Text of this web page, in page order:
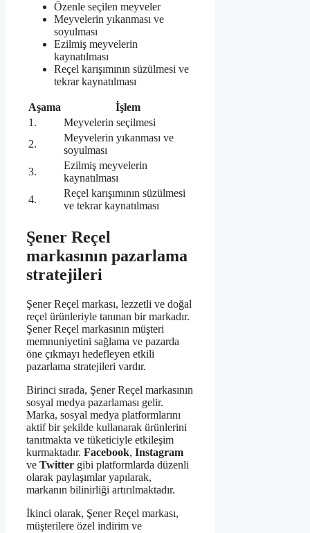
Özenle seçilen meyveler
Meyvelerin yıkanması ve
soyulması
Ezilmiş meyvelerin
kaynatılması
Reçel karışımının süzülmesi ve
tekrar kaynatılması
Aşama
İşlem
1.
Meyvelerin seçilmesi
2.
Meyvelerin yıkanması ve
soyulması
3.
Ezilmiş meyvelerin
kaynatılması
4.
Reçel karışımının süzülmesi
ve tekrar kaynatılması
Şener Reçel
markasının pazarlama
stratejileri
Şener Reçel markası, lezzetli ve doğal
reçel ürünleriyle tanınan bir markadır.
Şener Reçel markasının müşteri
memnuniyetini sağlama ve pazarda
öne çıkmayı hedefleyen etkili
pazarlama stratejileri vardır.
Birinci sırada, Şener Reçel markasının
sosyal medya pazarlaması gelir.
Marka, sosyal medya platformlarını
aktif bir şekilde kullanarak ürünlerini
tanıtmakta ve tüketiciyle etkileşim
kurmaktadır. Facebook, Instagram
ve Twitter gibi platformlarda düzenli
olarak paylaşımlar yapılarak,
markanın bilinirliği artırılmaktadır.
İkinci olarak, Şener Reçel markası,
müşterilere özel indirim ve